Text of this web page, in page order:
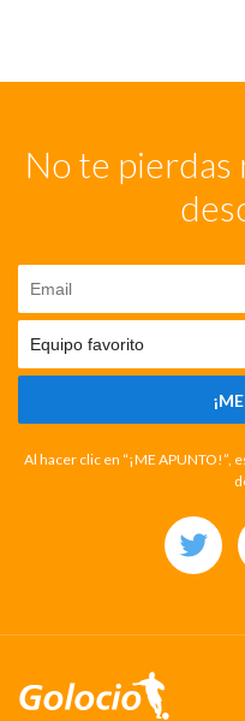
No te pierdas
Al hacer clic en “¡ME APUNTO!”,